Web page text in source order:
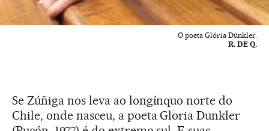
O poeta Glória Dünkler.
R. DE Q.
Se Zúñiga nos leva ao longínquo norte do
Chile, onde nasceu, a poeta Gloria Dunkler